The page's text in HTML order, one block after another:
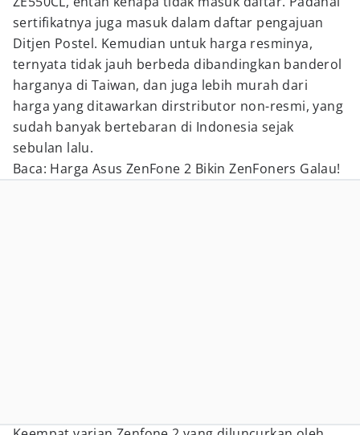
sertifikatnya juga masuk dalam daftar pengajuan
Ditjen Postel. Kemudian untuk harga resminya,
ternyata tidak jauh berbeda dibandingkan banderol
harganya di Taiwan, dan juga lebih murah dari
harga yang ditawarkan dirstributor non-resmi, yang
sudah banyak bertebaran di Indonesia sejak
sebulan lalu.
Baca: Harga Asus ZenFone 2 Bikin ZenFoners Galau!